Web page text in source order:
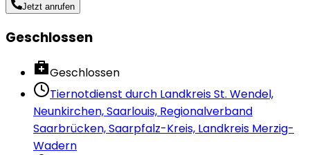
Jetzt anrufen
Geschlossen
Geschlossen
Tiernotdienst durch Landkreis St. Wendel,
Neunkirchen, Saarlouis, Regionalverband
Saarbrücken, Saarpfalz-Kreis, Landkreis Merzig-
Wadern